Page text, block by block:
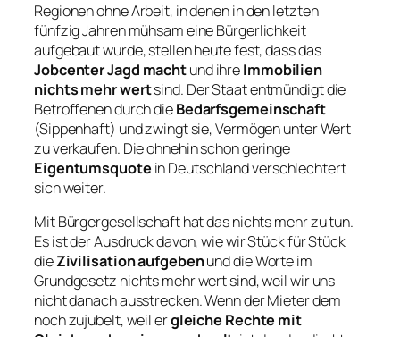
Regionen ohne Arbeit, in denen in den letzten
fünfzig Jahren mühsam eine Bürgerlichkeit
aufgebaut wurde, stellen heute fest, dass das
Jobcenter Jagd machtund ihreImmobilien
nichts mehr wertsind. Der Staat entmündigt die
Betroffenen durch dieBedarfsgemeinschaft
(Sippenhaft) und zwingt sie, Vermögen unter Wert
zu verkaufen. Die ohnehin schon geringe
Eigentumsquote in Deutschland verschlechtert
sich weiter.
Mit Bürgergesellschaft hat das nichts mehr zu tun.
Es ist der Ausdruck davon, wie wir Stück für Stück
dieZivilisation aufgebenund die Worte im
Grundgesetz nichts mehr wert sind, weil wir uns
nicht danach ausstrecken. Wenn der Mieter dem
noch zujubelt, weil ergleiche Rechte mit